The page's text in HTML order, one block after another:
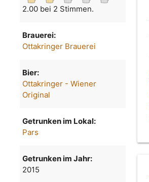
2.00 bei 2 Stimmen.
Brauerei:
Ottakringer Brauerei
Bier:
Ottakringer - Wiener
Original
Getrunken im Lokal:
Pars
Getrunken im Jahr:
2015